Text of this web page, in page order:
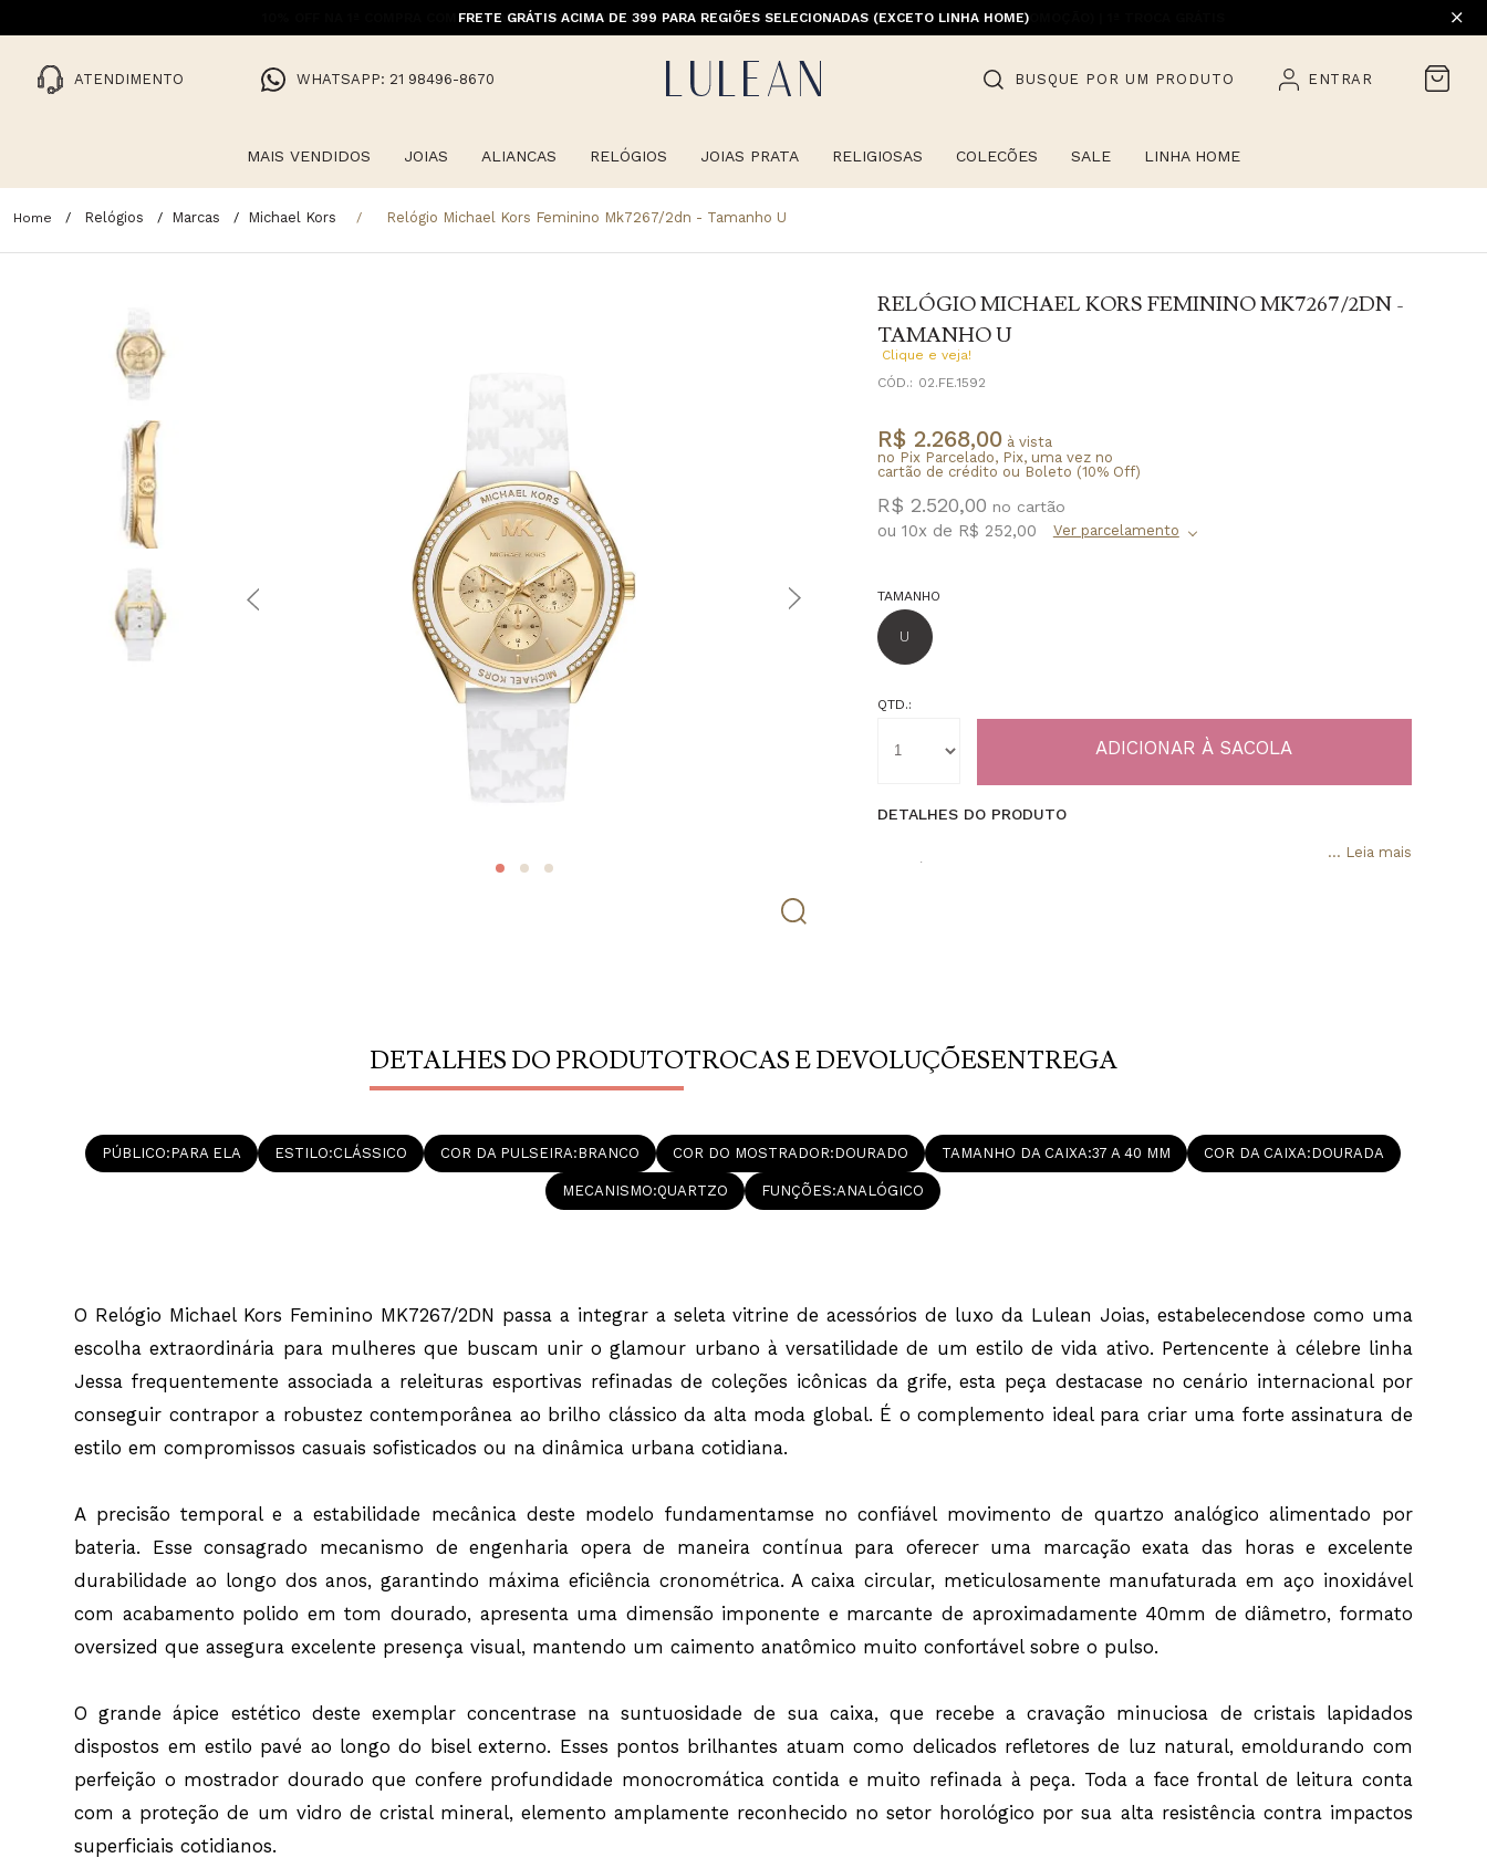
FRETE GRÁTIS ACIMA DE 399 PARA REGIÕES SELECIONADAS (EXCETO LINHA HOME)
ATENDIMENTO WHATSAPP: 21 98496-8670 BUSQUE POR UM PRODUTO ENTRAR
MAIS VENDIDOS JOIAS ALIANCAS RELÓGIOS JOIAS PRATA RELIGIOSAS COLECÕES SALE LINHA HOME
Relógios Marcas Michael Kors Relógio Michael Kors Feminino Mk7267/2dn - Tamanho U
RELÓGIO MICHAEL KORS FEMININO MK7267/2DN -
TAMANHO U
Clique e veja!
CÓD.: 02.FE.1592
R$ 2.268,00à vista
no Pix Parcelado, Pix, uma vez no
cartão de crédito ou Boleto (10% Off)
R$ 2.520,00
ou 10x de R$ 252,00
TAMANHO
U
QTD.:
DETALHES DO PRODUTO
A precisão temporal e a estabilidade mecânica deste modelo
fundamentamse no confiável movimento de quartzo analógico alimentado
A caixa circular, meticulosamente manufaturada em aço inoxidável com
acabamento polido em tom dourado, apresenta uma dimensão imponente
e marcante de aproximadamente 40mm de diâmetro, formato oversized
que assegura excelente presença visual, mantendo um caimento
anatômico muito confortável sobre o pulso.
muito refinada à peça. Toda a face frontal de leitura conta com a proteção
setor horológico por sua alta resistência contra impactos superficiais
equipado com uma pulseira de silicone branco que traz o logotipo da grife
especificação técnica perfeitamente adequada para suportar pressões
contra contatos moderados com líquidos na rotina diária, como o uso
corriqueiras.
Ao optar por este artigo na plataforma oficial da Lulean Joias, a cliente
Relógios Michael Kors. O modelo é disponibilizado com o máximo cuidado,
perfeita para eternizar momentos pontuados por pontualidade absoluta e
Garantia, Manual de Instruções, Embalagem Original e Nota Fiscal.
Mostrador Dourado, Vidro Cristal Mineral, Resistência à Água 5ATM, Caixa
... Leia mais
DETALHES DO PRODUTOTROCAS E DEVOLUÇÕESENTREGA
O Relógio Michael Kors Feminino MK7267/2DN passa a integrar a seleta vitrine de acessórios de luxo da Lulean Joias, estabelecendose como uma
escolha extraordinária para mulheres que buscam unir o glamour urbano à versatilidade de um estilo de vida ativo. Pertencente à célebre linha
Jessa frequentemente associada a releituras esportivas refinadas de coleções icônicas da grife, esta peça destacase no cenário internacional por
conseguir contrapor a robustez contemporânea ao brilho clássico da alta moda global. É o complemento ideal para criar uma forte assinatura de
estilo em compromissos casuais sofisticados ou na dinâmica urbana cotidiana.
A precisão temporal e a estabilidade mecânica deste modelo fundamentamse no confiável movimento de quartzo analógico alimentado por
bateria. Esse consagrado mecanismo de engenharia opera de maneira contínua para oferecer uma marcação exata das horas e excelente
durabilidade ao longo dos anos, garantindo máxima eficiência cronométrica. A caixa circular, meticulosamente manufaturada em aço inoxidável
com acabamento polido em tom dourado, apresenta uma dimensão imponente e marcante de aproximadamente 40mm de diâmetro, formato
oversized que assegura excelente presença visual, mantendo um caimento anatômico muito confortável sobre o pulso.
O grande ápice estético deste exemplar concentrase na suntuosidade de sua caixa, que recebe a cravação minuciosa de cristais lapidados
dispostos em estilo pavé ao longo do bisel externo. Esses pontos brilhantes atuam como delicados refletores de luz natural, emoldurando com
perfeição o mostrador dourado que confere profundidade monocromática contida e muito refinada à peça. Toda a face frontal de leitura conta
com a proteção de um vidro de cristal mineral, elemento amplamente reconhecido no setor horológico por sua alta resistência contra impactos
superficiais cotidianos.
PÚBLICO PARA ELA ESTILO CLÁSSICO COR DA PULSEIRA BRANCO COR DO MOSTRADOR DOURADO TAMANHO DA CAIXA 37 A 40 MM COR DA CAIXA DOURADA
MECANISMO QUARTZO FUNÇÕES ANALÓGICO